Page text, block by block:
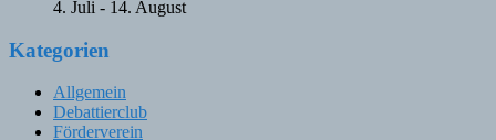
4. Juli - 14. August
Kategorien
Allgemein
Debattierclub
Förderverein